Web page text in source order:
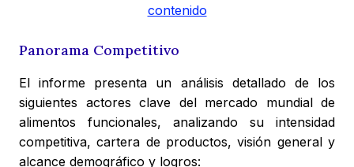
contenido
Panorama Competitivo
El informe presenta un análisis detallado de los
siguientes actores clave del mercado mundial de
alimentos funcionales, analizando su intensidad
competitiva, cartera de productos, visión general y
alcance demográfico y logros: